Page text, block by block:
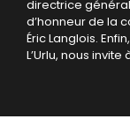
directrice
d’honneur de la
Éric Langlois.
L’Urlu, nous